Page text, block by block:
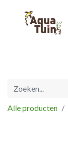
Alle producten